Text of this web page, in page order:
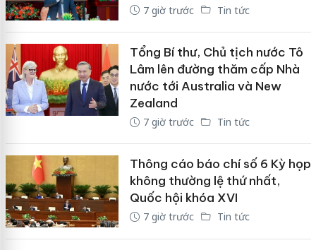
7 giờ trước Tin tức
Tổng Bí thư, Chủ tịch nước Tô
Lâm lên đường thăm cấp Nhà
nước tới Australia và New
Zealand
7 giờ trước Tin tức
Thông cáo báo chí số 6 Kỳ họp
không thường lệ thứ nhất,
Quốc hội khóa XVI
7 giờ trước Tin tức